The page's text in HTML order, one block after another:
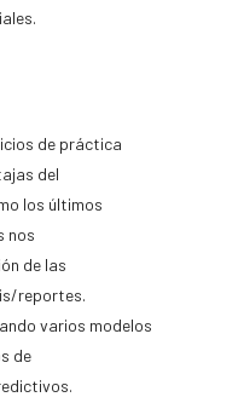
de práctica
del
los últimos
nos
de las
reportes.
varios modelos
de